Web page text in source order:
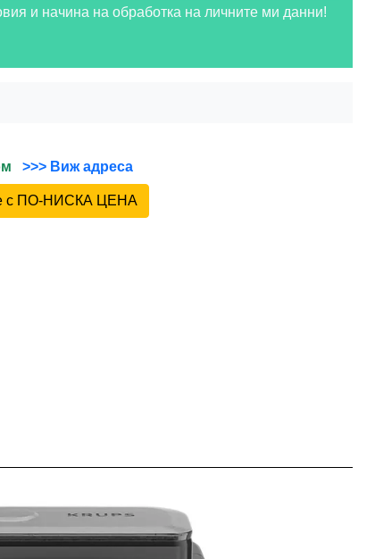
и начина на обработка на личните ми данни!
>>> Виж адреса
е с ПО-НИСКА ЦЕНА